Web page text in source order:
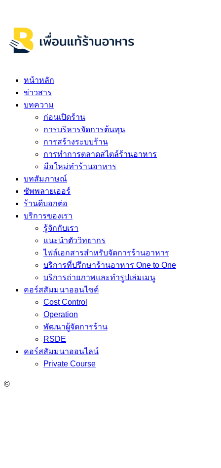
หน้าหลัก
ข่าวสาร
บทความ
ก่อนเปิดร้าน
การบริหารจัดการต้นทุน
การสร้างระบบร้าน
การทำการตลาดสไตล์ร้านอาหาร
มือใหม่ทำร้านอาหาร
บทสัมภาษณ์
ซัพพลายเออร์
ร้านดีบอกต่อ
บริการของเรา
รู้จักกับเรา
แนะนำตัววิทยากร
ไฟล์เอกสารสำหรับจัดการร้านอาหาร
บริการที่ปรึกษาร้านอาหาร One to One
บริการถ่ายภาพและทำรูปเล่มเมนู
คอร์สสัมมนาออนไซต์
Cost Control
Operation
พัฒนาผู้จัดการร้าน
RSDE
คอร์สสัมมนาออนไลน์
Private Course
©